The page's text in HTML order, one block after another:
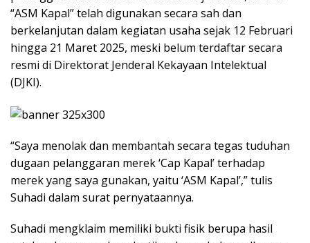
“ASM Kapal” telah digunakan secara sah dan
berkelanjutan dalam kegiatan usaha sejak 12 Februari
hingga 21 Maret 2025, meski belum terdaftar secara
resmi di Direktorat Jenderal Kekayaan Intelektual
(DJKI).
“Saya menolak dan membantah secara tegas tuduhan
dugaan pelanggaran merek ‘Cap Kapal’ terhadap
merek yang saya gunakan, yaitu ‘ASM Kapal’,” tulis
Suhadi dalam surat pernyataannya.
Suhadi mengklaim memiliki bukti fisik berupa hasil